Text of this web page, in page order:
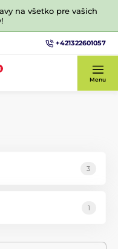
na všetko pre vašich
+421322601057
Menu
3
1